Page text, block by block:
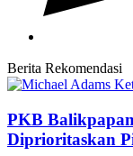
Berita Rekomendasi
PKB
Diprioritaskan